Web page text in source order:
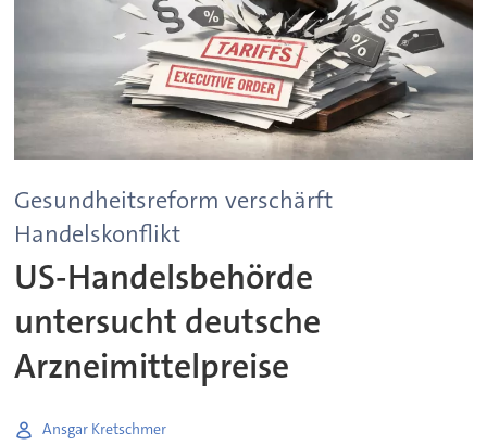
Gesundheitsreform verschärft
Handelskonflikt
US-Handelsbehörde
untersucht deutsche
Arzneimittelpreise
Ansgar Kretschmer